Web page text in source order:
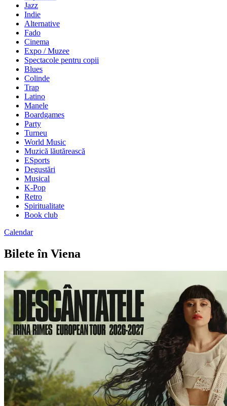
Jazz
Indie
Alternative
Fado
Cinema
Expo / Muzee
Spectacole pentru copii
Blues
Colinde
Trap
Latino
Manele
Boardgames
Party
Turneu
World Music
Muzică lăutărească
ESports
Degustări
Musical
K-Pop
Retro
Spiritualitate
Book club
Calendar
Bilete în Viena